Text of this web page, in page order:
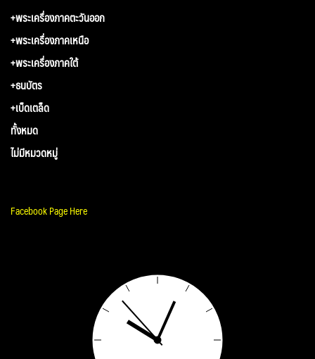
+พระเครื่องภาคตะวันออก
+พระเครื่องภาคเหนือ
+พระเครื่องภาคใต้
+ธนบัตร
+เบ็ดเตล็ด
ทั้งหมด
ไม่มีหมวดหมู่
Facebook Page Here